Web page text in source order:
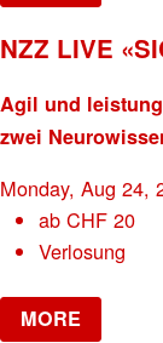
NZZ LIVE
Agil und
zwei
Monday, Aug 24,
abCHF 20
Verlosung
MORE